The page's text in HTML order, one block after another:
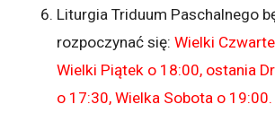
Liturgia Triduum Paschalnego
rozpoczynać się:Wielki
Wielki Piątek o 18:00, ostania
o 17:30, Wielka Sobota o 19:00.